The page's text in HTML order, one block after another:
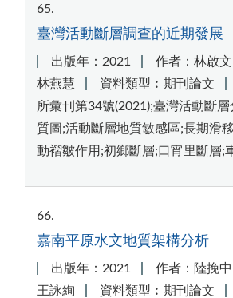
65
臺灣活動斷層調查的近期發展
出版年：2021
作者：林啟
林燕慧
資料類型︰期刊論文
所彙刊第34號(2021);臺灣活動斷
質圖;活動斷層地質敏感區;長期滑
動褶皺作用;初鄉斷層;口宵里斷層;
66
嘉南平原水文地質架構分析
出版年：2021
作者：陸挽
王詠絢
資料類型︰期刊論文